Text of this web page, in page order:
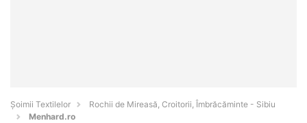
Șoimii Textilelor
Rochii de Mireasă, Croitorii, Îmbrăcăminte - Sibiu
Menhard.ro